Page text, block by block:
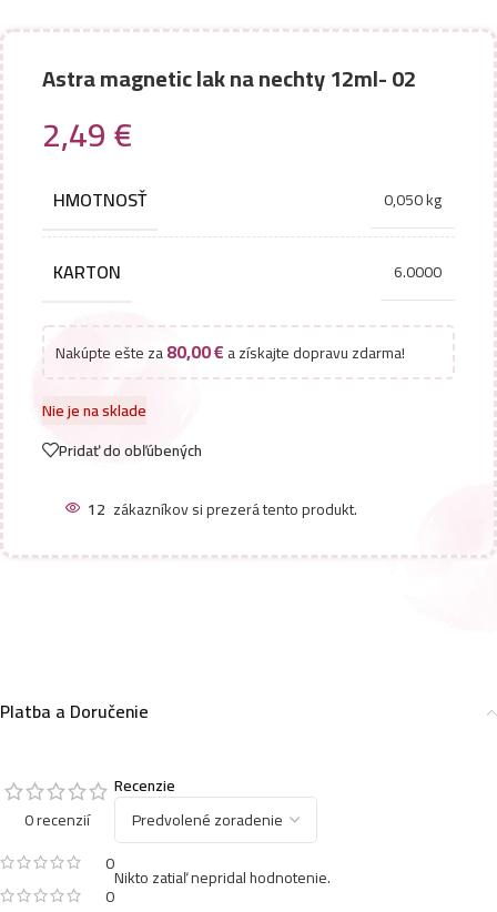
Astra magnetic lak na nechty 12ml- 02
2,49€
HMOTNOSŤ 0,050 kg
KARTON 6.0000
Nakúpte ešte za80,00€a získajte dopravu zdarma!
Nie je na sklade
Pridať do obľúbených
12 zákazníkov si prezerá tento produkt.
Platba a Doručenie
0 recenzií
0
0
Recenzie
Nikto zatiaľ nepridal hodnotenie.